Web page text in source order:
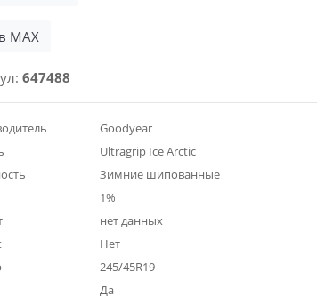
MAX
647488
Goodyear
Ultragrip Ice Arctic
Зимние шипованные
1%
нет данных
Нет
245/45R19
Да